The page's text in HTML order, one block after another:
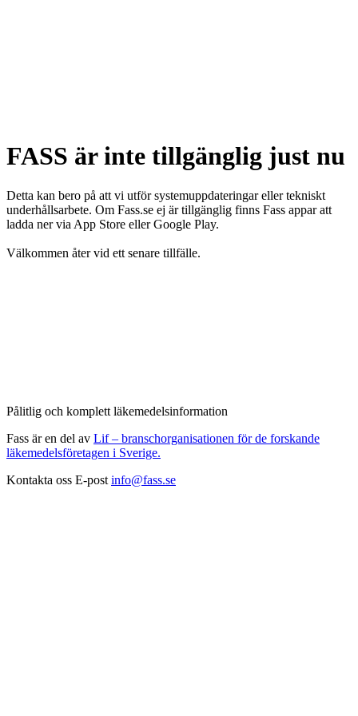
FASS är inte tillgänglig just nu
Detta kan bero på att vi utför systemuppdateringar eller tekniskt
underhållsarbete. Om Fass.se ej är tillgänglig finns Fass appar att
ladda ner via App Store eller Google Play.
Välkommen åter vid ett senare tillfälle.
Pålitlig och komplett läkemedelsinformation
Fass är en del av Lif – branschorganisationen för de forskande
läkemedelsföretagen i Sverige.
Kontakta oss E-post info@fass.se